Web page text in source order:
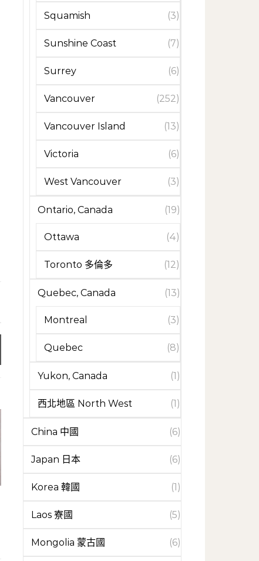
Squamish (3)
Sunshine Coast (7)
Surrey (6)
Vancouver (252)
Vancouver Island (13)
Victoria (6)
West Vancouver (3)
Ontario, Canada (19)
Ottawa (4)
Toronto 多倫多 (12)
Quebec, Canada (13)
Montreal (3)
Quebec (8)
Yukon, Canada (1)
西北地區 North West (1)
China 中國 (6)
Japan 日本 (6)
Korea 韓國 (1)
Laos 寮國 (5)
Mongolia 蒙古國 (6)